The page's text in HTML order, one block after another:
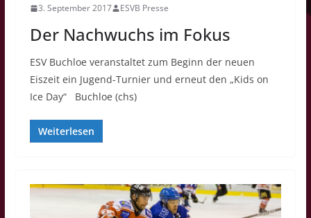
3. September 2017 ESVB Presse
Der Nachwuchs im Fokus
ESV Buchloe veranstaltet zum Beginn der neuen
Eiszeit ein Jugend-Turnier und erneut den „Kids on
Ice Day“ Buchloe (chs)
Weiterlesen